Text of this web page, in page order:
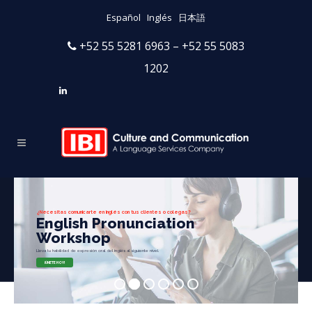
Español Inglés 日本語
+52 55 5281 6963 – +52 55 5083
1202
¿Necesitas comunicarte en inglés con tus clientes o colegas?
English Pronunciation
Workshop
Lleva tu habilidad de expresión oral del inglés al siguiente nivel.
¡ÚNETE HOY!